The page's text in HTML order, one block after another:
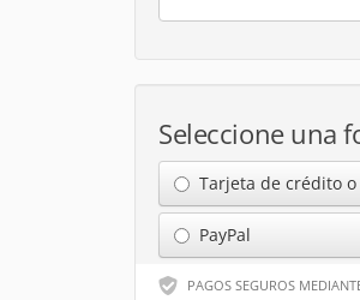
Seleccione una
Tarjeta de crédito
PayPal
PAGOS SEGUROS